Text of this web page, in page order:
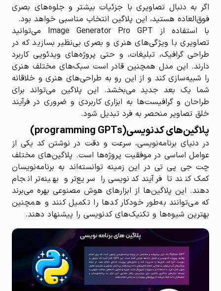
اگر به دنبال تصاویری با جزئیات بیشتر و جلوه‌های بصری
فوق‌العاده هستید، این پلاگین انتخاب مناسبی خواهد بود.
با استفاده از Image Generator Pro GPT می‌توانید
تصاویری با ویژگی‌های هنری و بصری بی‌نظیر بسازید که در
طراحی گرافیک، تبلیغات، و حتی پروژه‌های ویدئویی کاربرد
دارند. این مدل همچنین قادر است سبک‌های مختلف هنری
را شبیه‌سازی کند و از این رو به طراحی‌های هنری و خلاقانه
شما یک بعد جدید می‌بخشد. این پلاگین می‌تواند برای
طراحان و گرافیست‌ها به ابزاری کاربردی و ضروری در فرآیند
خلق تصاویر منحصر به فرد تبدیل شود.
پلاگین‌های کدنویسی(programming GPTs)
در دنیای برنامه‌نویسی، سرعت و دقت در نوشتن کد یکی از
عوامل اساسی در موفقیت پروژه‌ها است. پلاگین‌های مختلف
چت جی پی تی در این زمینه توانسته‌اند به برنامه‌نویسان
کمک کنند تا فرآیند کدنویسی را سریع‌تر و بهینه‌تر انجام
دهند. این پلاگین‌ها از ابزارهای هوش مصنوعی بهره می‌برند
که می‌توانند به‌طور خودکار کدها را تکمیل کنند و همچنین
بهترین شیوه‌ها و تکنیک‌های کدنویسی را پیشنهاد دهند.